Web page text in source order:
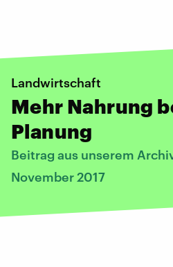
Landwirtschaft
Mehr Nahrung
Planung
Beitrag aus unserem
November 2017